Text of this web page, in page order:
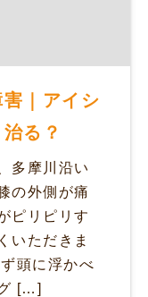
｜アイシ
る？
多摩川沿い
の外側が痛
ピリピリす
いただきま
頭に浮かべ
[…]